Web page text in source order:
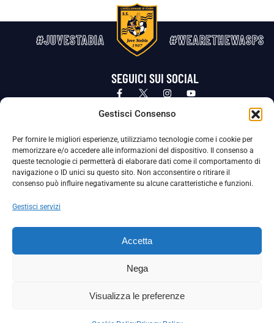
Gestisci Consenso
Per fornire le migliori esperienze, utilizziamo tecnologie come i cookie per
memorizzare e/o accedere alle informazioni del dispositivo. Il consenso a
queste tecnologie ci permetterà di elaborare dati come il comportamento di
navigazione o ID unici su questo sito. Non acconsentire o ritirare il
consenso può influire negativamente su alcune caratteristiche e funzioni.
Gestisci servizi
Accetta
Nega
Visualizza le preferenze
#JUVESTABIA #WEARETHEWASPS
SEGUICI SUI SOCIAL
Privacy Policy Cookie Policy
La Società ha nominato il Responsabile della Protezione dei Dati Personali (DPO), figura specializzata che vigila sulle modalità
adottate dalla nostra Società per tutelare i Suoi dati personali.
Per contattare il DPO può scrivere a
La Società ha inoltre adottato un proprio Codice Etico, consultabile al seguente link:
Scarica il Codice Etico